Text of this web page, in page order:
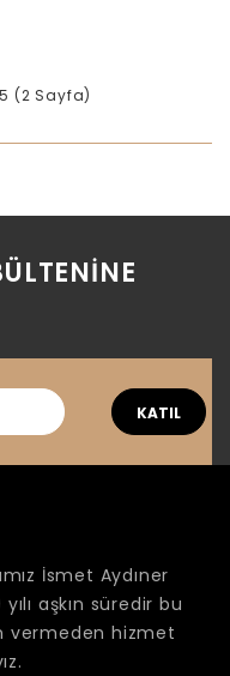
(2 Sayfa)
KATIL
İsmet Aydıner
aşkın süredir bu
vermeden hizmet